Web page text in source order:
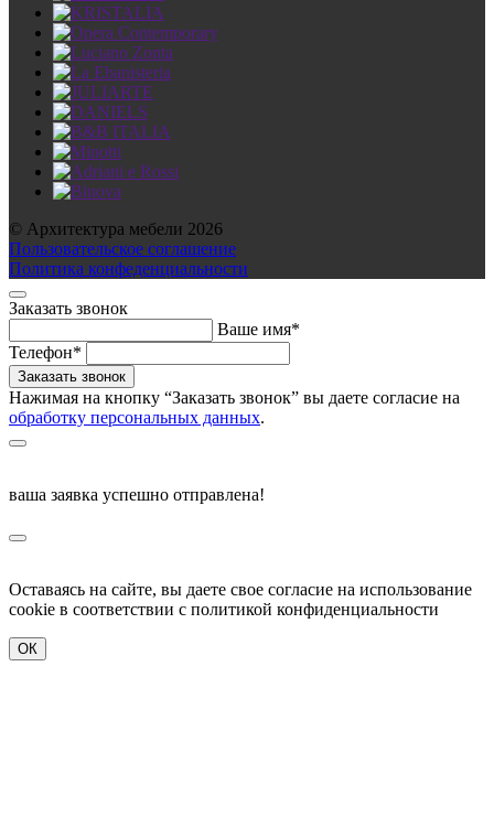
© Архитектура мебели 2026
Пользовательское соглашение
Политика конфеденциальности
Заказать звонок
Ваше имя*
Телефон*
Нажимая на кнопку “Заказать звонок” вы даете согласие на
обработку персональных данных.
ваша заявка успешно отправлена!
Оставаясь на сайте, вы даете свое согласие на использование
cookie в соответствии c политикой конфиденциальности
ОК